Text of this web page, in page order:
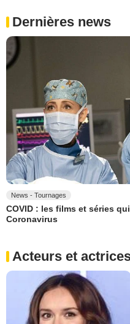
Dernières news
News - Tournages
COVID : les films et séries
Coronavirus
Acteurs et